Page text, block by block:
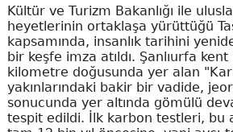
Kültür ve Turizm Bakanlığı ile
heyetlerinin ortaklaşa yürüttüğü
kapsamında, insanlık tarihini
bir keşfe imza atıldı. Şanlıurfa
kilometre doğusunda yer alan
yakınlarındaki bakir bir vadide,
sonucunda yer altında gömülü
tespit edildi. İlk karbon testleri, bu